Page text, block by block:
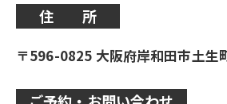
住 所
〒596-0825 大阪府岸和田市土生